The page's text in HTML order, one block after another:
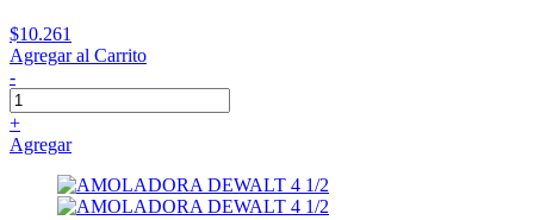
$10.261
Agregar al Carrito
-
+
Agregar